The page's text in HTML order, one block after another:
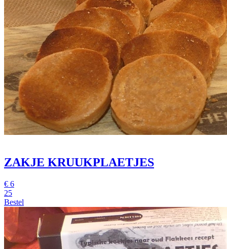
ZAKJE KRUUKPLAETJES
€ 6
25
Bestel